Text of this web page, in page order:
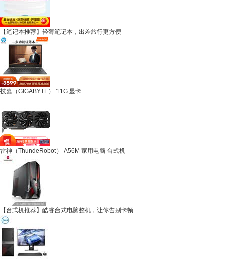
【笔记本推荐】轻薄笔记本，出差旅行更方便
技嘉（GIGABYTE） 11G 显卡
雷神（ThundeRobot） A56M 家用电脑 台式机
【台式机推荐】酷睿台式电脑整机，让你告别卡顿